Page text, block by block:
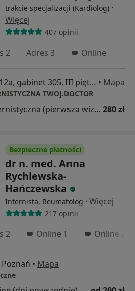
trakcie specjalizacji (Kardiolog) ·
Więcej
407 opinii
2 Adres 3 Online
plac Kolegiacki 12a, gabinet 305, III piętro, Poznań • Mapa
TWOJ.DOCTOR
Konsultacja internistyczna (pierwsza wizyta) 280 zł
Bezpieczne płatności
dr n. med. Anna
Rychlewska-
Hańczewska
Internista, Reumatolog · Więcej
217 opinii
2 Online 1 Online 2
• Mapa